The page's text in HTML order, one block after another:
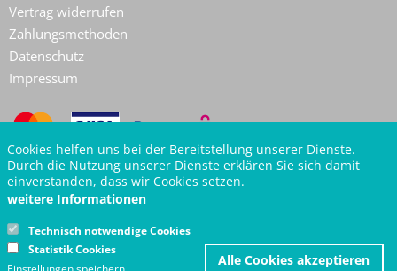
Vertrag widerrufen
Zahlungsmethoden
Datenschutz
Impressum
Cookies helfen uns bei der Bereitstellung unserer Dienste.
Durch die Nutzung unserer Dienste erklären Sie sich damit
einverstanden, dass wir Cookies setzen.
weitere Informationen
Technisch notwendige Cookies
Statistik Cookies
Alle Cookies akzeptieren